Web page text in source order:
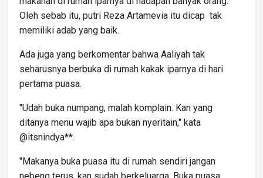
Oleh sebab itu, putri Reza Artamevia itu dicap tak
memiliki adab yang baik.
Ada juga yang berkomentar bahwa Aaliyah tak
seharusnya berbuka di rumah kakak iparnya di hari
pertama puasa.
"Udah buka numpang, malah komplain. Kan yang
ditanya menu wajib apa bukan nyeritain," kata
@itsnindya**.
"Makanya buka puasa itu di rumah sendiri jangan
nebeng terus, kan sudah berkeluarga. Buka puasa